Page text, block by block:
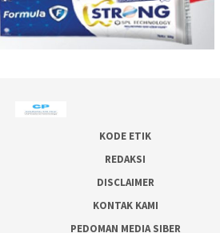
KODE ETIK
REDAKSI
DISCLAIMER
KONTAK KAMI
PEDOMAN MEDIA SIBER